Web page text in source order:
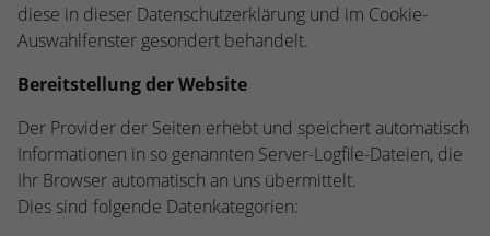
diese in dieser Datenschutzerklärung und im Cookie-
Auswahlfenster gesondert behandelt.
Bereitstellung der Website
Der Provider der Seiten erhebt und speichert automatisch
Informationen in so genannten Server-Logfile-Dateien, die
Ihr Browser automatisch an uns übermittelt.
Dies sind folgende Datenkategorien: